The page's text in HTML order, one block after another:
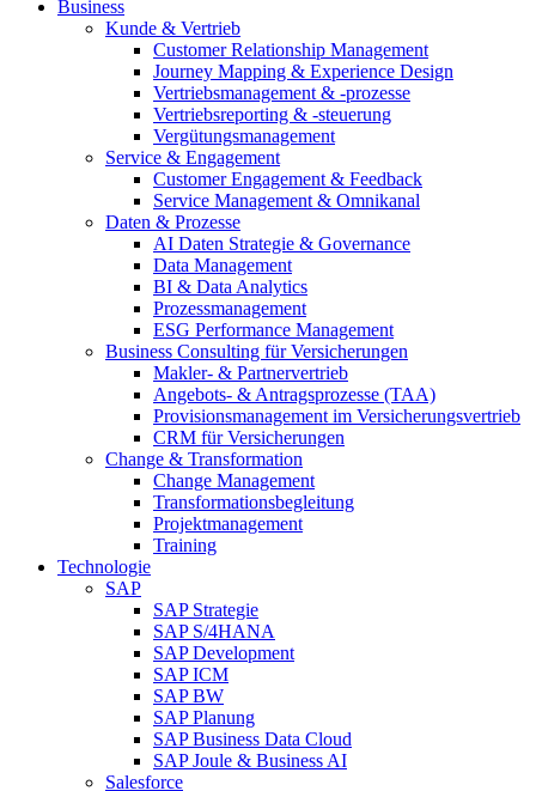
Business
Kunde & Vertrieb
Customer Relationship Management
Journey Mapping & Experience Design
Vertriebsmanagement & -prozesse
Vertriebsreporting & -steuerung
Vergütungsmanagement
Service & Engagement
Customer Engagement & Feedback
Service Management & Omnikanal
Daten & Prozesse
AI Daten Strategie & Governance
Data Management
BI & Data Analytics
Prozessmanagement
ESG Performance Management
Business Consulting für Versicherungen
Makler- & Partnervertrieb
Angebots- & Antragsprozesse (TAA)
Provisionsmanagement im Versicherungsvertrieb
CRM für Versicherungen
Change & Transformation
Change Management
Transformationsbegleitung
Projektmanagement
Training
Technologie
SAP
SAP Strategie
SAP S/4HANA
SAP Development
SAP ICM
SAP BW
SAP Planung
SAP Business Data Cloud
SAP Joule & Business AI
Salesforce